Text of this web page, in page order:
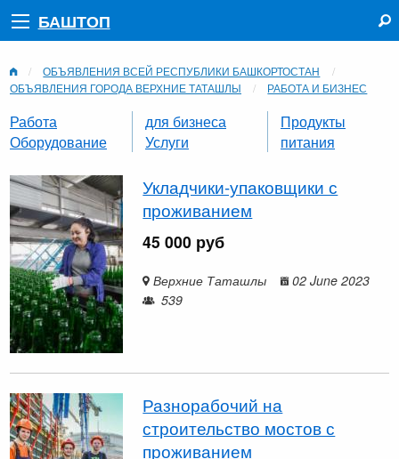
БАШТОП
ОБЪЯВЛЕНИЯ ВСЕЙ РЕСПУБЛИКИ БАШКОРТОСТАН
ОБЪЯВЛЕНИЯ ГОРОДА ВЕРХНИЕ ТАТАШЛЫ
РАБОТА И БИЗНЕС
Работа
Оборудование
для бизнеса
Услуги
Продукты
питания
Укладчики-упаковщики с
проживанием
45 000 руб
Верхние Таташлы
02 June 2023
539
Разнорабочий на
строительство мостов с
проживанием